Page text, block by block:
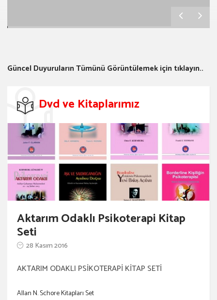
Güncel Duyuruların Tümünü Görüntülemek için tıklayın..
Dvd ve Kitaplarımız
Aktarım Odaklı Psikoterapi Kitap
Seti
28 Kasım 2016
AKTARIM ODAKLI PSİKOTERAPİ KİTAP SETİ
Allan N. Schore Kitapları Set